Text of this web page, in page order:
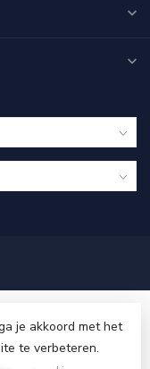
je akkoord met het
te verbeteren.